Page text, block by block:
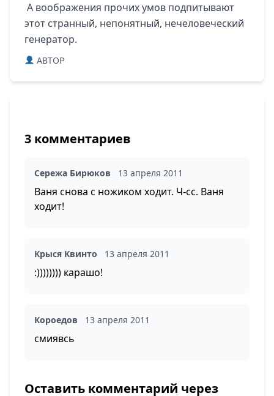
А воображения прочих умов подпитывают
этот странный, непонятный, нечеловеческий
генератор.
ABTOP
3 комментариев
Сережа Бирюков 13 апреля 2011
Ваня снова с ножиком ходит. Ч-сс. Ваня
ходит!
Крыся Квинто 13 апреля 2011
:)))))))) карашо!
Короедов 13 апреля 2011
смиявсь
Оставить комментарий через